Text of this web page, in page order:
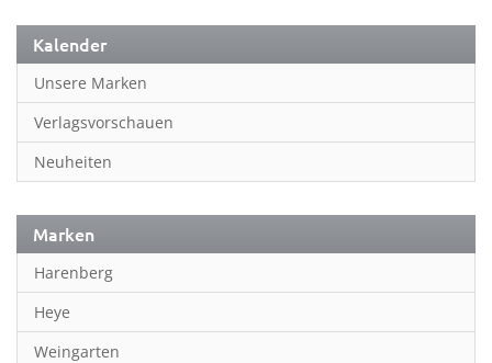
Kalender
Unsere Marken
Verlagsvorschauen
Neuheiten
Marken
Harenberg
Heye
Weingarten